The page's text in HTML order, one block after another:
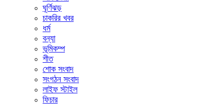
ঘূর্ণিঝড়
চাকরির খবর
ধর্ম
বন্যা
ভূমিকম্প
শীত
শোক সংবাদ
সংগঠন সংবাদ
লাইফ স্টাইল
ফিচার